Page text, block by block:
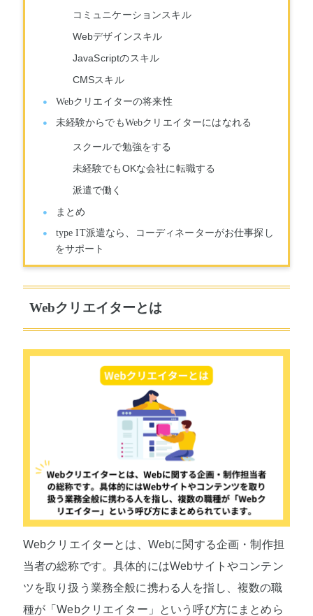
コミュニケーションスキル
Webデザインスキル
JavaScriptのスキル
CMSスキル
Webクリエイターの将来性
未経験からでもWebクリエイターにはなれる
スクールで勉強をする
未経験でもOKな会社に転職する
派遣で働く
まとめ
type IT派遣なら、コーディネーターがお仕事探し
をサポート
Webクリエイターとは
Webクリエイターとは、Webに関する企画・制作担
当者の総称です。具体的にはWebサイトやコンテン
ツを取り扱う業務全般に携わる人を指し、複数の職
種が「Webクリエイター」という呼び方にまとめら